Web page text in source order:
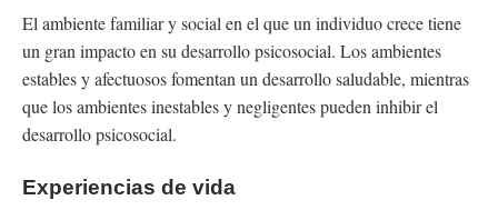
El ambiente familiar y social en el que un individuo crece tiene
un gran impacto en su desarrollo psicosocial. Los ambientes
estables y afectuosos fomentan un desarrollo saludable, mientras
que los ambientes inestables y negligentes pueden inhibir el
desarrollo psicosocial.
Experiencias de vida